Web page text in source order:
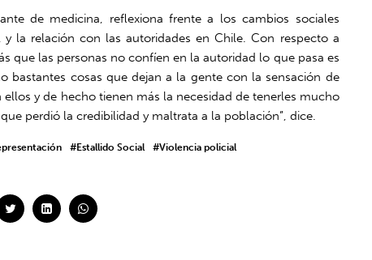
de medicina, reflexiona frente a los cambios sociales
la relación con las autoridades en Chile. Con respecto a
que las personas no confíen en la autoridad lo que pasa es
bastantes cosas que dejan a la gente con la sensación de
y de hecho tienen más la necesidad de tenerles mucho
perdió la credibilidad y maltrata a la población”, dice.
#Estallido Social #Violencia policial